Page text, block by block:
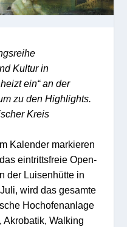
Kultur in
ein“ an der
zu den Highlights.
Kreis
Kalender markieren
eintrittsfreie Open-
der Luisenhütte in
wird das gesamte
Hochofenanlage
Akrobatik, Walking